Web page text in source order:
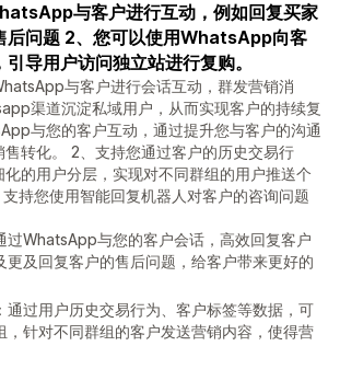
与客户进行互动，例如回复买家
后问题 2、您可以使用WhatsApp向客
导用户访问独立站进行复购。
与客户进行会话互动，群发营销消
渠道沉淀私域用户，从而实现客户的持续复
与您的客户互动，通过提升您与客户的沟通
转化。 2、支持您通过客户的历史交易行
的用户分层，实现对不同群组的用户推送个
持您使用智能回复机器人对客户的咨询问题
过WhatsApp与您的客户会话，高效回复客户
更及回复客户的售后问题，给客户带来更好的
通过用户历史交易行为、客户标签等数据，可
，针对不同群组的客户发送营销内容，使得营